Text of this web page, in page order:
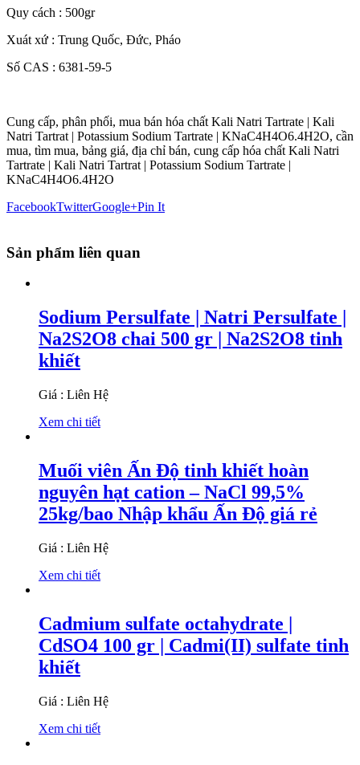
Quy cách : 500gr
Xuát xứ : Trung Quốc, Đức, Pháo
Số CAS : 6381-59-5
Cung cấp, phân phối, mua bán hóa chất Kali Natri Tartrate | Kali
Natri Tartrat | Potassium Sodium Tartrate | KNaC4H4O6.4H2O, cần
mua, tìm mua, bảng giá, địa chỉ bán, cung cấp hóa chất Kali Natri
Tartrate | Kali Natri Tartrat | Potassium Sodium Tartrate |
KNaC4H4O6.4H2O
FacebookTwitterGoogle+Pin It
Sản phẩm liên quan
Sodium Persulfate | Natri Persulfate |
Na2S2O8 chai 500 gr | Na2S2O8 tinh
khiết
Giá : Liên Hệ
Xem chi tiết
Muối viên Ấn Độ tinh khiết hoàn
nguyên hạt cation – NaCl 99,5%
25kg/bao Nhập khẩu Ấn Độ giá rẻ
Giá : Liên Hệ
Xem chi tiết
Cadmium sulfate octahydrate |
CdSO4 100 gr | Cadmi(II) sulfate tinh
khiết
Giá : Liên Hệ
Xem chi tiết